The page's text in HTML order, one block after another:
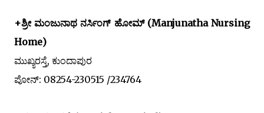
+ಶ್ರೀ ಮಂಜುನಾಥ ನರ್ಸಿಂಗ್ ಹೋಮ್ (Manjunatha Nursing
Home)
ಮುಖ್ಯರಸ್ತೆ, ಕುಂದಾಪುರ
ಪೋನ್: 08254-230515 /234764